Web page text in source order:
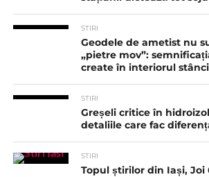
STIRI
Geodele de ametist nu
„pietre mov”:
create în interiorul
STIRI
Greșeli critice în
detaliile care fac
STIRI
Topul știrilor din Iași, Joi